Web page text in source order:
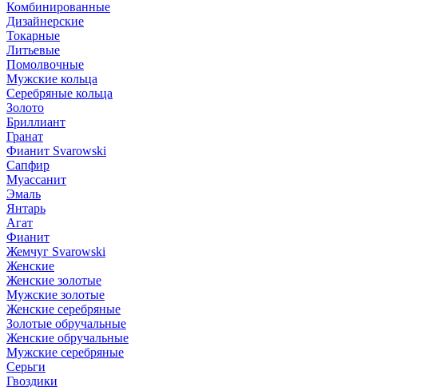
Комбинированные
Дизайнерские
Токарные
Литьевые
Помолвочные
Мужские кольца
Серебряные кольца
Золото
Бриллиант
Гранат
Фианит Svarowski
Сапфир
Муассанит
Эмаль
Янтарь
Агат
Фианит
Жемчуг Svarowski
Женские
Женские золотые
Мужские золотые
Женские серебряные
Золотые обручальные
Женские обручальные
Мужские серебряные
Серьги
Гвоздики